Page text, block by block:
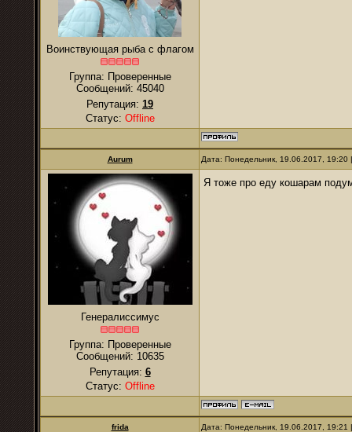
Воинствующая рыба с флагом
Группа: Проверенные
Сообщений: 45040
Репутация: 19
Статус: Offline
Aurum Дата: Понедельник, 19.06.2017,
Генералиссимус
Группа: Проверенные
Сообщений: 10635
Репутация: 6
Статус: Offline
Я тоже про еду кошарам
frida Дата: Понедельник, 19.06.2017,